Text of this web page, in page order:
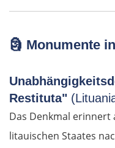
🗿 Monumente
Restituta"
Das Denkmal erinnert
litauischen Staates